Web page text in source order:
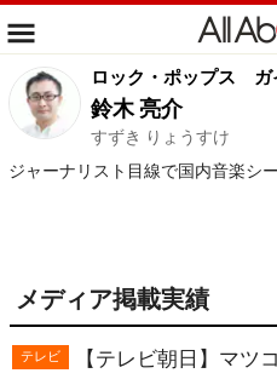
ロック・ポップス ガ
鈴木 亮介
すずき りょうすけ
ジャーナリスト目線で国内音楽シ
メディア掲載実績
テレビ 【テレビ朝日】マツ